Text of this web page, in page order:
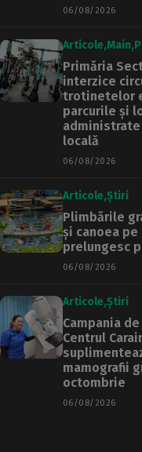
06/08/2026
Articole Main
Primăria
interzice
trotinetelor
parcurile și
locală
06/08/2026
Articole Știri
Plimbările
și canoea pe
prelungesc
06/08/2026
Articole Știri
Campania
Centrul
mamografii
octombrie
06/08/2026